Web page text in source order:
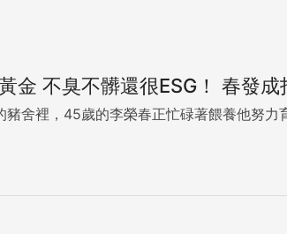
金 不臭不髒還很ESG！ 春發
豬舍裡，45歲的李榮春正忙碌著餵養他努力